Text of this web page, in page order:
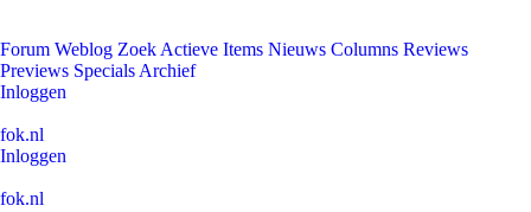
Forum Weblog Zoek Actieve Items Nieuws Columns Reviews
Previews Specials Archief
Inloggen
fok.nl
Inloggen
fok.nl